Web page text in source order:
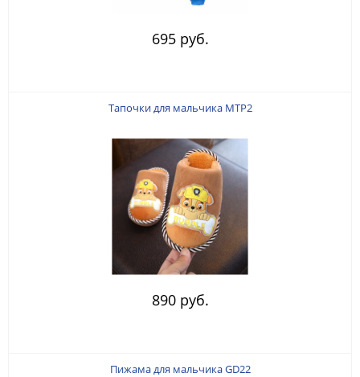
695 руб.
Тапочки для мальчика MTP2
890 руб.
Пижама для мальчика GD22